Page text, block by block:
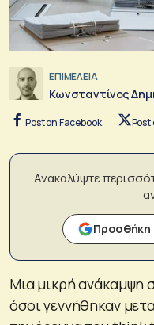
ΕΠΙΜΕΛΕΙΑ
Κωνσταντίνος
Post on Facebook Post
Ανακαλύψτε
Προσθήκη
Μια μικρή ανάκαμψη
όσοι γεννήθηκαν